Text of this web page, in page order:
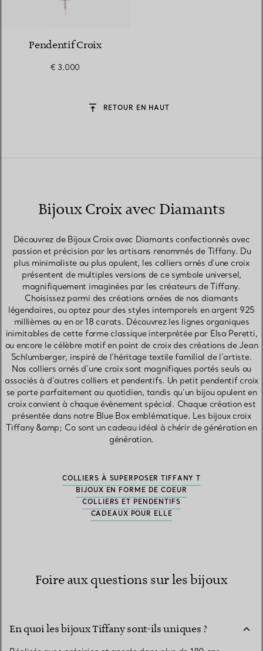
Pendentif Croix
€ 3.000
RETOUR EN HAUT
Bijoux Croix avec Diamants
Découvrez de Bijoux Croix avec Diamants confectionnés avec
passion et précision par les artisans renommés de Tiffany. Du
plus minimaliste au plus opulent, les colliers ornés d’une croix
présentent de multiples versions de ce symbole universel,
magnifiquement imaginées par les créateurs de Tiffany.
Choisissez parmi des créations ornées de nos diamants
légendaires, ou optez pour des styles intemporels en argent 925
millièmes ou en or 18 carats. Découvrez les lignes organiques
inimitables de cette forme classique interprétée par Elsa Peretti,
ou encore le célèbre motif en point de croix des créations de Jean
Schlumberger, inspiré de l’héritage textile familial de l’artiste.
Nos colliers ornés d’une croix sont magnifiques portés seuls ou
associés à d’autres colliers et pendentifs. Un petit pendentif croix
se porte parfaitement au quotidien, tandis qu’un bijou opulent en
croix convient à chaque évènement spécial. Chaque création est
présentée dans notre Blue Box emblématique. Les bijoux croix
Tiffany &amp; Co sont un cadeau idéal à chérir de génération en
génération.
COLLIERS À SUPERPOSER TIFFANY T
BIJOUX EN FORME DE COEUR
COLLIERS ET PENDENTIFS
CADEAUX POUR ELLE
Foire aux questions sur les bijoux
En quoi les bijoux Tiffany sont-ils uniques ?